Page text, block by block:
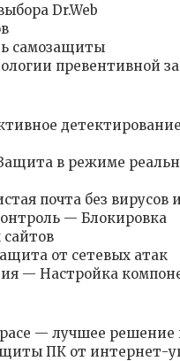
Dr.Web
самозащиты
превентивной
в режиме
почта без вирусов
— Блокировка
от сетевых атак
— Настройка
— лучшее решение
ПК от интернет-